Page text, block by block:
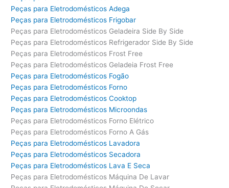
Peças para Eletrodomésticos Adega
Peças para Eletrodomésticos Frigobar
Peças para Eletrodomésticos Geladeira Side By Side
Peças para Eletrodomésticos Refrigerador Side By Side
Peças para Eletrodomésticos Frost Free
Peças para Eletrodomésticos Geladeia Frost Free
Peças para Eletrodomésticos Fogão
Peças para Eletrodomésticos Forno
Peças para Eletrodomésticos Cooktop
Peças para Eletrodomésticos Microondas
Peças para Eletrodomésticos Forno Elétrico
Peças para Eletrodomésticos Forno A Gás
Peças para Eletrodomésticos Lavadora
Peças para Eletrodomésticos Secadora
Peças para Eletrodomésticos Lava E Seca
Peças para Eletrodomésticos Máquina De Lavar